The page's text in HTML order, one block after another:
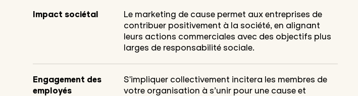
Impact sociétal
Le marketing de cause permet aux entreprises de
contribuer positivement à la société, en alignant
leurs actions commerciales avec des objectifs plus
larges de responsabilité sociale.
Engagement des
employés
S'impliquer collectivement incitera les membres de
votre organisation à s’unir pour une cause et